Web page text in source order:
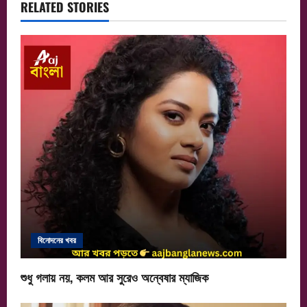
a
v
g
t
i
o
RELATED STORIES
বিনোদনের খবর
শুধু গলায় নয়, কলম আর সুরেও অন্বেষার ম্যাজিক